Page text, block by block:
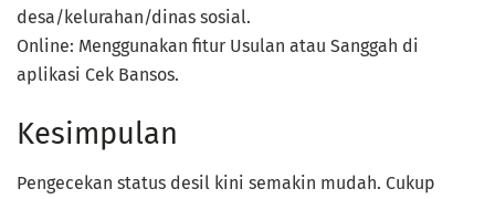
desa/kelurahan/dinas sosial.
Online: Menggunakan fitur Usulan atau Sanggah di
aplikasi Cek Bansos.
Kesimpulan
Pengecekan status desil kini semakin mudah. Cukup